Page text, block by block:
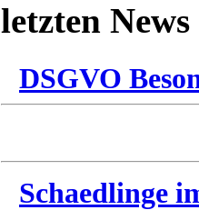
letzten News
DSGVO
Schaedlinge